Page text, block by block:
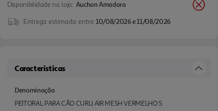
Disponibilidade na loja: Auchan Amadora
Entrega estimada entre 10/08/2026 e 11/08/2026
Características
Denominação
PEITORAL PARA CÃO CURLI AIR MESH VERMELHO S